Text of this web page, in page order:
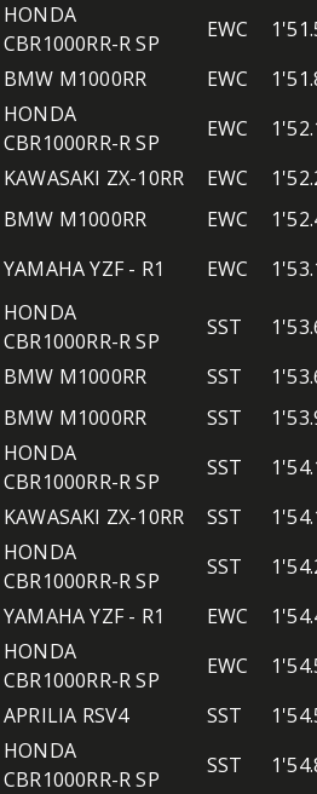
HONDA
CBR1000RR-R SP
EWC
BMW M1000RR EWC
HONDA
CBR1000RR-R SP
EWC
KAWASAKI ZX-10RR EWC
BMW M1000RR EWC
YAMAHA YZF - R1 EWC
HONDA
CBR1000RR-R SP
SST
BMW M1000RR SST
BMW M1000RR SST
HONDA
CBR1000RR-R SP
SST
KAWASAKI ZX-10RR SST
HONDA
CBR1000RR-R SP
SST
YAMAHA YZF - R1 EWC
HONDA
CBR1000RR-R SP
EWC
APRILIA RSV4 SST
HONDA
CBR1000RR-R SP
SST